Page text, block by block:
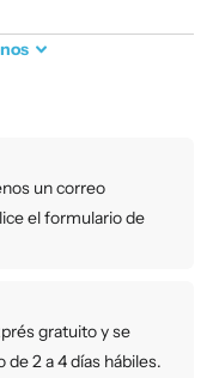
un correo
el formulario de
gratuito y se
2 a 4 días hábiles.